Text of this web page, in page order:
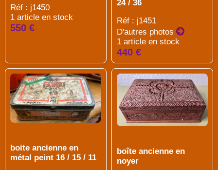
Réf : j1450
1 article en stock
550 €
24 / 36
Réf : j1451
D'autres photos
1 article en stock
440 €
boite ancienne en
métal peint 16 / 15 / 11
boîte ancienne en
noyer